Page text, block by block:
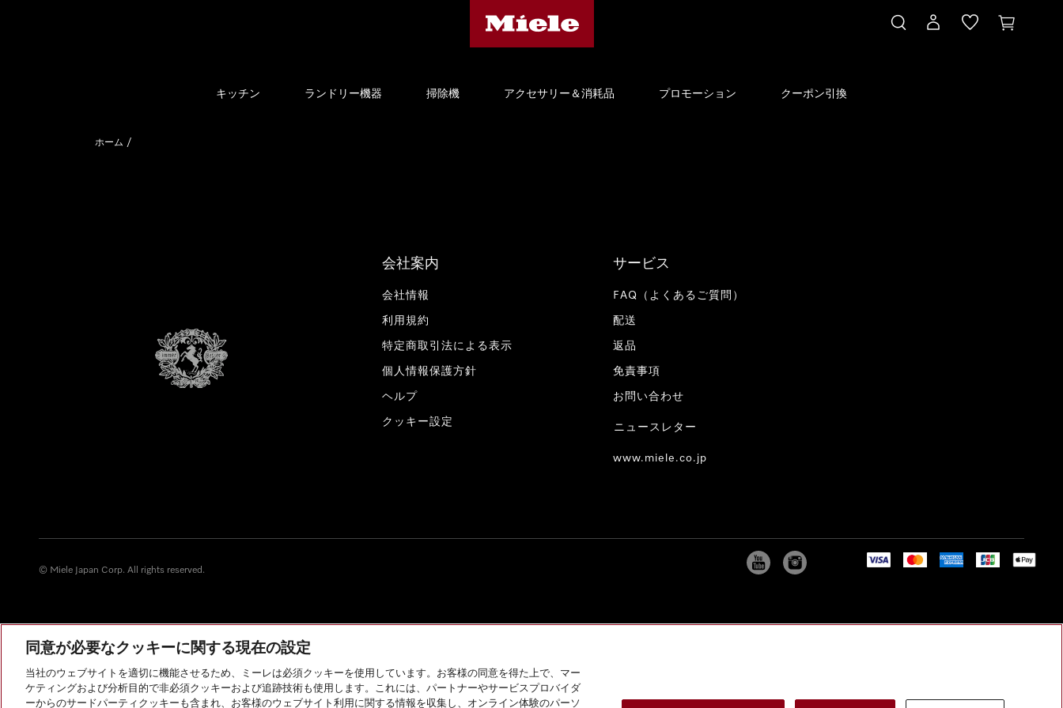
キッチン ランドリー機器 掃除機 アクセサリー＆消耗品 プロモーション クーポン引換
ホーム
会社案内
会社情報
利用規約
特定商取引法による表示
個人情報保護方針
ヘルプ
クッキー設定
サービス
FAQ（よくあるご質問）
配送
返品
免責事項
お問い合わせ
ニュースレター
www.miele.co.jp
© Miele Japan Corp. All rights reserved.
同意が必要なクッキーに関する現在の設定
当社のウェブサイトを適切に機能させるため、ミーレは必須クッキーを使用しています。お客様の同意を得た上で、マー
ケティングおよび分析目的で非必須クッキーおよび追跡技術も使用します。これには、パートナーやサービスプロバイダ
ーからのサードパーティクッキーも含まれ、お客様のウェブサイト利用に関する情報を収集し、オンライン体験のパーソ